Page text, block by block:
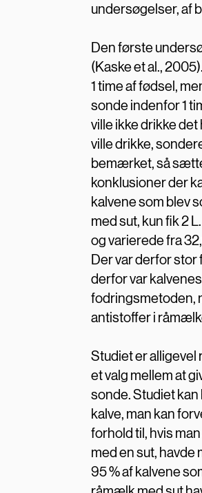
undersøgelser, af
Den første
(Kaske et al.,
1 time af fødsel,
sonde indenfor 1
ville ikke drikke
ville drikke,
bemærket, så
konklusioner der
kalvene som blev
med sut, kun fik 2
og varierede fra
Der var derfor stor
derfor var
fodringsmetoden,
antistoffer i
Studiet er
et valg mellem at
sonde. Studiet kan
kalve, man kan
forhold til, hvis
med en sut,
95 % af kalvene